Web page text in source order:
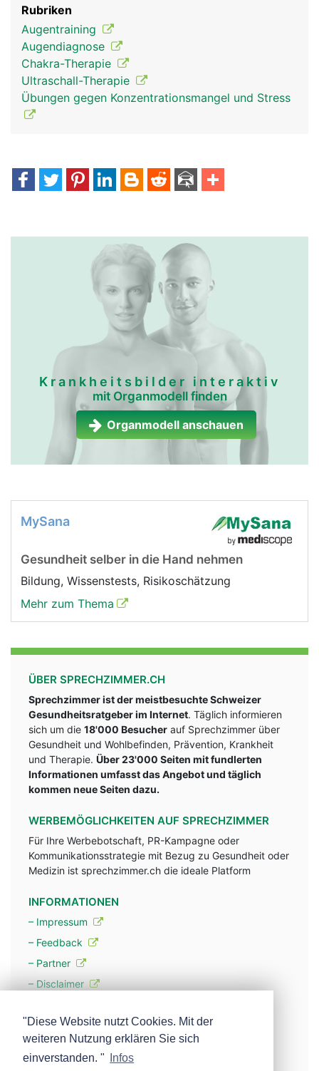
Rubriken
Augentraining
Augendiagnose
Chakra-Therapie
Ultraschall-Therapie
Übungen gegen Konzentrationsmangel und Stress
Krankheitsbilder interaktiv
mit Organmodell finden
Organmodell anschauen
MySana
Gesundheit selber in die Hand nehmen
Bildung, Wissenstests, Risikoschätzung
Mehr zum Thema
ÜBER SPRECHZIMMER.CH
Sprechzimmer ist der meistbesuchte Schweizer
Gesundheitsratgeber im Internet. Täglich informieren
sich um die 18'000 Besucher auf Sprechzimmer über
Gesundheit und Wohlbefinden, Prävention, Krankheit
und Therapie. Über 23'000 Seiten mit fundlerten
Informationen umfasst das Angebot und täglich
kommen neue Seiten dazu.
WERBEMÖGLICHKEITEN AUF SPRECHZIMMER
Für Ihre Werbebotschaft, PR-Kampagne oder
Kommunikationsstrategie mit Bezug zu Gesundheit oder
Medizin ist sprechzimmer.ch die ideale Platform
INFORMATIONEN
– Impressum
– Feedback
– Partner
– Disclaimer
– Werbung
– Mehr über unsere Experten
"Diese Website nutzt Cookies. Mit der
weiteren Nutzung erklären Sie sich
einverstanden. "
Infos